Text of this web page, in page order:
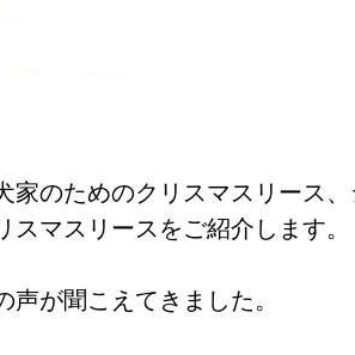
家のためのクリスマスリース
マスリースをご紹介します。
が聞こえてきました。